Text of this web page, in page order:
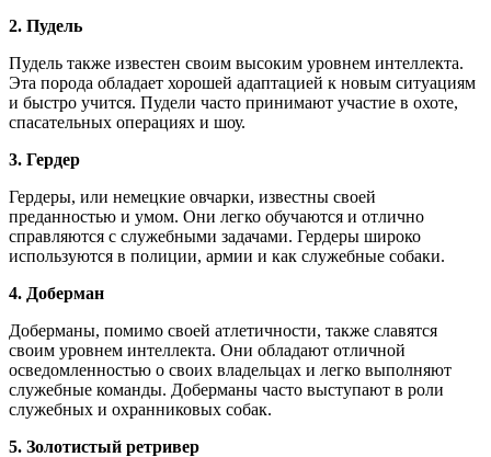
2. Пудель
Пудель также известен своим высоким уровнем интеллекта.
Эта порода обладает хорошей адаптацией к новым ситуациям
и быстро учится. Пудели часто принимают участие в охоте,
спасательных операциях и шоу.
3. Гердер
Гердеры, или немецкие овчарки, известны своей
преданностью и умом. Они легко обучаются и отлично
справляются с служебными задачами. Гердеры широко
используются в полиции, армии и как служебные собаки.
4. Доберман
Доберманы, помимо своей атлетичности, также славятся
своим уровнем интеллекта. Они обладают отличной
осведомленностью о своих владельцах и легко выполняют
служебные команды. Доберманы часто выступают в роли
служебных и охранниковых собак.
5. Золотистый ретривер